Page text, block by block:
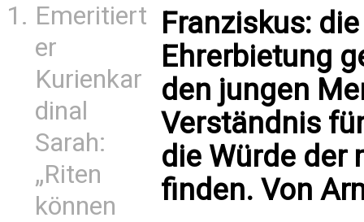
Emeritiert
er
Kurienkar
dinal
Sarah:
„Riten
können
Franziskus:
Ehrerbietung
den jungen
Verständnis
die Würde der
finden. Von